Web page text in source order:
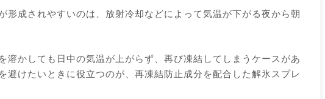
形成されやすいのは、放射冷却などによって気温が下がる夜から朝
溶かしても日中の気温が上がらず、再び凍結してしまうケースがあ
避けたいときに役立つのが、再凍結防止成分を配合した解氷スプレ